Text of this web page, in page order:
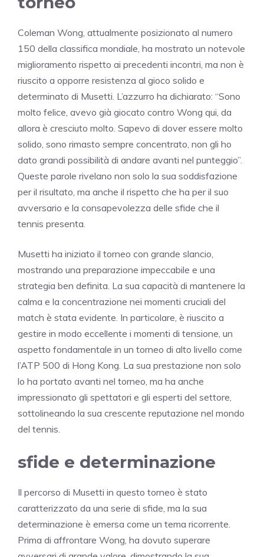
Coleman Wong, attualmente posizionato al numero
150 della classifica mondiale, ha mostrato un notevole
miglioramento rispetto ai precedenti incontri, ma non è
riuscito a opporre resistenza al gioco solido e
determinato di Musetti. L’azzurro ha dichiarato: “Sono
molto felice, avevo già giocato contro Wong qui, da
allora è cresciuto molto. Sapevo di dover essere molto
solido, sono rimasto sempre concentrato, non gli ho
dato grandi possibilità di andare avanti nel punteggio”.
Queste parole rivelano non solo la sua soddisfazione
per il risultato, ma anche il rispetto che ha per il suo
avversario e la consapevolezza delle sfide che il
tennis presenta.
Musetti ha iniziato il torneo con grande slancio,
mostrando una preparazione impeccabile e una
strategia ben definita. La sua capacità di mantenere la
calma e la concentrazione nei momenti cruciali del
match è stata evidente. In particolare, è riuscito a
gestire in modo eccellente i momenti di tensione, un
aspetto fondamentale in un torneo di alto livello come
l’ATP 500 di Hong Kong. La sua prestazione non solo
lo ha portato avanti nel torneo, ma ha anche
impressionato gli spettatori e gli esperti del settore,
sottolineando la sua crescente reputazione nel mondo
del tennis.
sfide e determinazione
Il percorso di Musetti in questo torneo è stato
caratterizzato da una serie di sfide, ma la sua
determinazione è emersa come un tema ricorrente.
Prima di affrontare Wong, ha dovuto superare